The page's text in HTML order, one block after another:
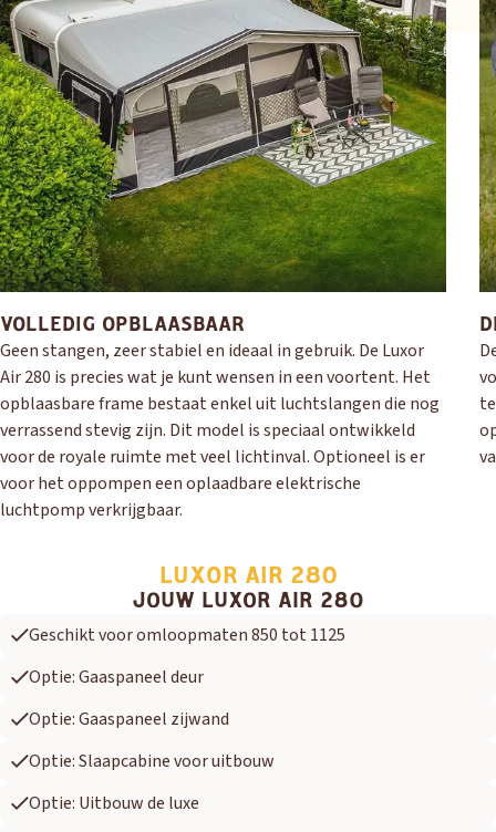
VOLLEDIG OPBLAASBAAR
Geen stangen, zeer stabiel en ideaal in gebruik. De Luxor
Air 280 is precies wat je kunt wensen in een voortent. Het
opblaasbare frame bestaat enkel uit luchtslangen die nog
verrassend stevig zijn. Dit model is speciaal ontwikkeld
voor de royale ruimte met veel lichtinval. Optioneel is er
voor het oppompen een oplaadbare elektrische
luchtpomp verkrijgbaar.
LUXOR AIR 280
JOUW LUXOR AIR 280
Geschikt voor omloopmaten 850 tot 1125
Optie: Gaaspaneel deur
Optie: Gaaspaneel zijwand
Optie: Slaapcabine voor uitbouw
Optie: Uitbouw de luxe
OUD GASTEL
AdriaEribaHymerKnaus
HERPEN
AdriaBürstnerCaravelairEasy Caravanning
Eura Mobil